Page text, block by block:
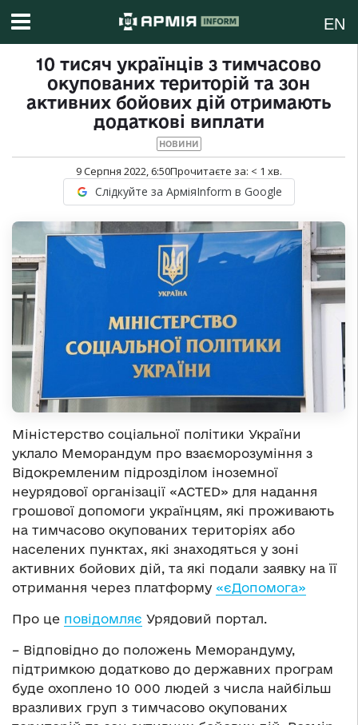
EN
10 тисяч українців з тимчасово
окупованих територій та зон
активних бойових дій отримають
додаткові виплати
НОВИНИ
9 Серпня 2022, 6:50Прочитаєте за: < 1 хв.
Слідкуйте за АрміяInform в Google
Міністерство соціальної політики України
уклало Меморандум про взаєморозуміння з
Відокремленим підрозділом іноземної
неурядової організації «ACTED» для надання
грошової допомоги українцям, які проживають
на тимчасово окупованих територіях або
населених пунктах, які знаходяться у зоні
активних бойових дій, та які подали заявку на її
отримання через платформу «єДопомога»
Про це повідомляє Урядовий портал.
– Відповідно до положень Меморандуму,
підтримкою додатково до державних програм
буде охоплено 10 000 людей з числа найбільш
вразливих груп з тимчасово окупованих